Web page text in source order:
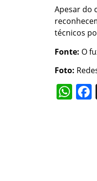
Apesar do
técnicos
Fonte: O
Foto: